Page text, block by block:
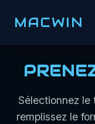
MACWIN
Sélectionnez
remplissez le